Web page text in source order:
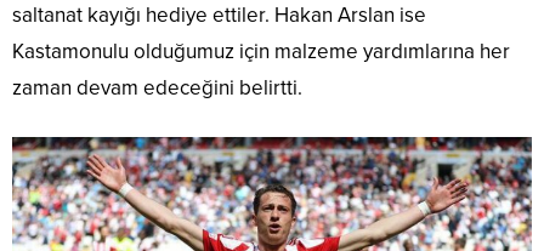
saltanat kayığı hediye ettiler. Hakan Arslan ise
Kastamonulu olduğumuz için malzeme yardımlarına her
zaman devam edeceğini belirtti.